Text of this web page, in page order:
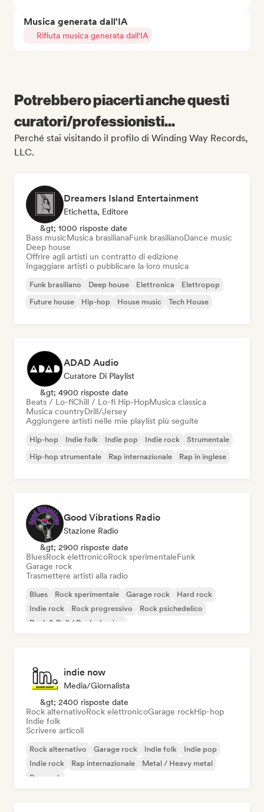
Musica generata dall'IA
Rifiuta musica generata dall'IA
Potrebbero piacerti anche questi
curatori/professionisti...
Perché stai visitando il profilo di Winding Way Records,
LLC.
Dreamers Island Entertainment
Etichetta, Editore
&gt; 1000 risposte date
Bass musicMusica brasilianaFunk brasilianoDance music
Deep house
Offrire agli artisti un contratto di edizione
Ingaggiare artisti o pubblicare la loro musica
Funk brasiliano Deep house Elettronica
Elettropop
Future house
Hip-hop House music Tech House
ADAD Audio
Curatore Di Playlist
&gt; 4900 risposte date
Beats / Lo-fiChill / Lo-fi Hip-HopMusica classica
Musica countryDrill/Jersey
Aggiungere artisti nelle mie playlist più seguite
Hip-hop Indie folk Indie pop Indie rock
Strumentale
Hip-hop strumentale
Rap internazionale Rap in inglese
Good Vibrations Radio
Stazione Radio
&gt; 2900 risposte date
BluesRock elettronicoRock sperimentaleFunk
Garage rock
Trasmettere artisti alla radio
Blues Rock sperimentale Garage rock
Hard rock
Indie rock
Rock progressivo
Rock psichedelico
Rock & Roll / Rock classico
indie now
Media/Giornalista
&gt; 2400 risposte date
Rock alternativoRock elettronicoGarage rockHip-hop
Indie folk
Scrivere articoli
Rock alternativo Garage rock Indie folk
Indie pop
Indie rock
Rap internazionale
Metal / Heavy metal
Pop rock